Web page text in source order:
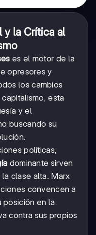
y la Crítica al
es el motor de la
opresores y
los cambios
esta
y el
buscando su
políticas,
dominante sirven
clase alta. Marx
convencen a
posición en la
contra sus propios